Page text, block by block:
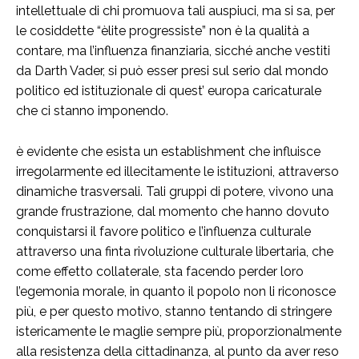
intellettuale di chi promuova tali auspiuci, ma si sa, per
le cosiddette “èlite progressiste” non è la qualità a
contare, ma l’influenza finanziaria, sicché anche vestiti
da Darth Vader, si può esser presi sul serio dal mondo
politico ed istituzionale di quest’ europa caricaturale
che ci stanno imponendo.
è evidente che esista un establishment che influisce
irregolarmente ed illecitamente le istituzioni, attraverso
dinamiche trasversali. Tali gruppi di potere, vivono una
grande frustrazione, dal momento che hanno dovuto
conquistarsi il favore politico e l’influenza culturale
attraverso una finta rivoluzione culturale libertaria, che
come effetto collaterale, sta facendo perder loro
l’egemonia morale, in quanto il popolo non li riconosce
più, e per questo motivo, stanno tentando di stringere
istericamente le maglie sempre più, proporzionalmente
alla resistenza della cittadinanza, al punto da aver reso